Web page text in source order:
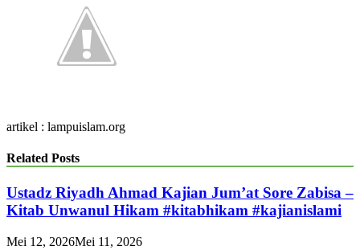
artikel : lampuislam.org
Related Posts
Ustadz Riyadh Ahmad Kajian Jum’at Sore Zabisa –
Kitab Unwanul Hikam #kitabhikam #kajianislami
Mei 12, 2026Mei 11, 2026